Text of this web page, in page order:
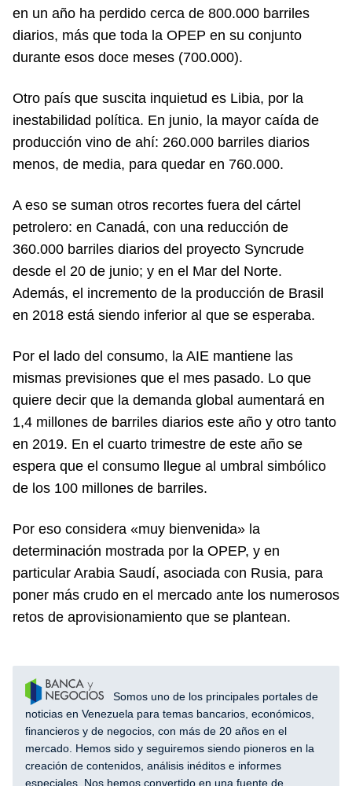
en un año ha perdido cerca de 800.000 barriles
diarios, más que toda la OPEP en su conjunto
durante esos doce meses (700.000).
Otro país que suscita inquietud es Libia, por la
inestabilidad política. En junio, la mayor caída de
producción vino de ahí: 260.000 barriles diarios
menos, de media, para quedar en 760.000.
A eso se suman otros recortes fuera del cártel
petrolero: en Canadá, con una reducción de
360.000 barriles diarios del proyecto Syncrude
desde el 20 de junio; y en el Mar del Norte.
Además, el incremento de la producción de Brasil
en 2018 está siendo inferior al que se esperaba.
Por el lado del consumo, la AIE mantiene las
mismas previsiones que el mes pasado. Lo que
quiere decir que la demanda global aumentará en
1,4 millones de barriles diarios este año y otro tanto
en 2019. En el cuarto trimestre de este año se
espera que el consumo llegue al umbral simbólico
de los 100 millones de barriles.
Por eso considera «muy bienvenida» la
determinación mostrada por la OPEP, y en
particular Arabia Saudí, asociada con Rusia, para
poner más crudo en el mercado ante los numerosos
retos de aprovisionamiento que se plantean.
Somos uno de los principales portales de
noticias en Venezuela para temas bancarios, económicos,
financieros y de negocios, con más de 20 años en el
mercado. Hemos sido y seguiremos siendo pioneros en la
creación de contenidos, análisis inéditos e informes
especiales. Nos hemos convertido en una fuente de